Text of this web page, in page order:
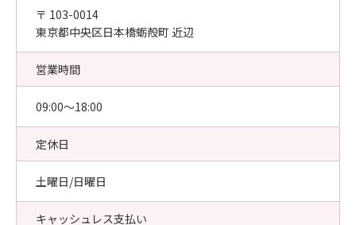
〒 103-0014
東京都中央区日本橋蛎殻町 近辺
営業時間
09:00〜18:00
定休日
土曜日/日曜日
キャッシュレス支払い